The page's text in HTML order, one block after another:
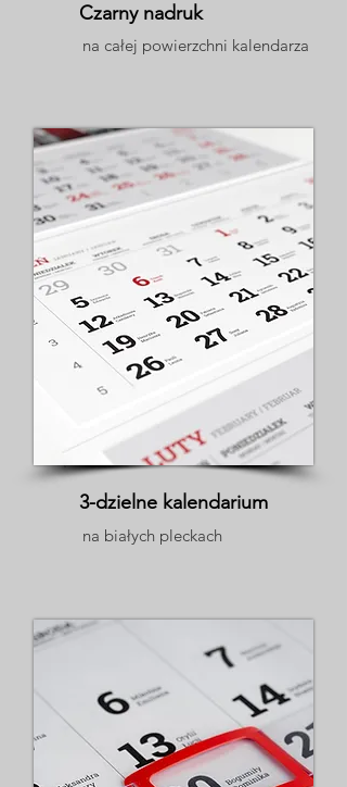
Czarny nadruk
na całej powierzchni kalendarza
3-dzielne kalendarium
na białych pleckach